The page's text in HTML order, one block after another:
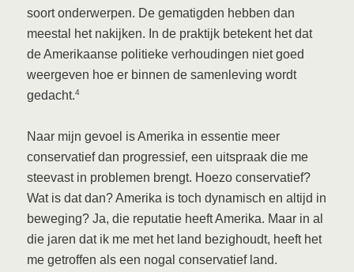
soort onderwerpen. De gematigden hebben dan
meestal het nakijken. In de praktijk betekent het dat
de Amerikaanse politieke verhoudingen niet goed
weergeven hoe er binnen de samenleving wordt
gedacht.4
Naar mijn gevoel is Amerika in essentie meer
conservatief dan progressief, een uitspraak die me
steevast in problemen brengt. Hoezo conservatief?
Wat is dat dan? Amerika is toch dynamisch en altijd in
beweging? Ja, die reputatie heeft Amerika. Maar in al
die jaren dat ik me met het land bezighoudt, heeft het
me getroffen als een nogal conservatief land.